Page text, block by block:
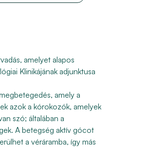
amelyet alapos
Klinikájának adjunktusa
amely a
azok a kórokozók, amelyek
szó; általában a
A betegség aktív gócot
a véráramba, így más